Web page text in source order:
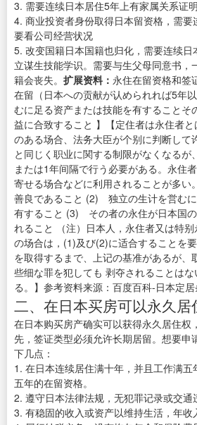
3. 需要连续日本居住5年上有家属关系证明
4. 商业投资者身份取得日本留资格，需要
要看公司经营状况
5. 改变国籍日本国籍也归化，需要连续日
立谋生技能学识。需要与生父母同意书，
籍会丧失。 扩展资料： 永住在留资格和签
在留（日本への贡献が认められれば5年
むに足る资产または技能を有することそ
益に合致すること 】【定住者は永住者
のある场合、法务大臣が个别に判断して
と同じく职业に関する制限がなくなるが
または1年间隔で行う必要がある。永住
寄せる场合などに利用されることが多
善良であること (2) 独立の生计を営む
有すること (3) その者の永住が日本国
れること （注）日本人，永住者又は特
の场合は，(1)及び(2)に适合することを
を取得するまで、上记の基准があるが、
些细な罪を犯しても 剥夺されることは
る。】参考资料来源：百度百科-日本定
二、在日本买房可以永久居
在日本购买房产确实可以获得永久居住权
先，签证类型必须允许长期居留。想要申
下几点：
1. 在日本连续居住满十年，并且工作满
五年的在留资格。
2. 遵守日本法律法规，无犯罪记录或交通
3. 有稳固的收入或资产以维持生活，年收